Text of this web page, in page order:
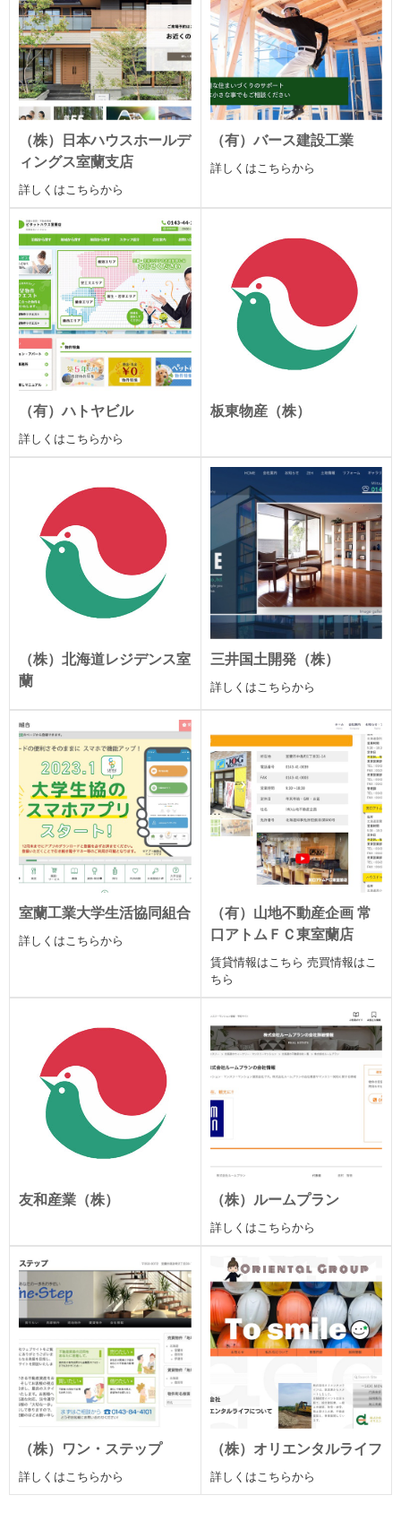
（株）日本ハウスホールデ
ィングス室蘭支店
詳しくはこちらから
（有）バース建設工業
詳しくはこちらから
（有）ハトヤビル
詳しくはこちらから
板東物産（株）
（株）北海道レジデンス室
蘭
三井国土開発（株）
詳しくはこちらから
室蘭工業大学生活協同組合
詳しくはこちらから
（有）山地不動産企画 常
口アトムＦＣ東室蘭店
賃貸情報はこちら 売買情報はこ
ちら
友和産業（株） （株）ルームプラン
詳しくはこちらから
（株）ワン・ステップ
詳しくはこちらから
（株）オリエンタルライフ
詳しくはこちらから